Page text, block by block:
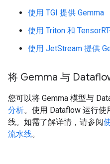
使用 TGI 提供 Gemma
使用 Triton 和
使用 JetStream 提供
将 Gemma 与
您可以将 Gemma 模型与
分析。使用 Dataflow 运行使
线。如需了解详情，请参阅
流水线。